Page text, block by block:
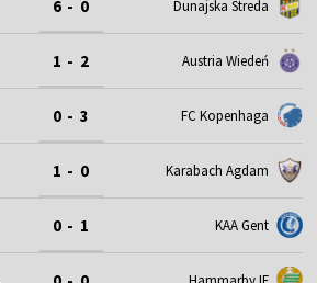
6 - 0 Dunajska Streda
1 - 2 Austria Wiedeń
0 - 3 FC Kopenhaga
1 - 0 Karabach Agdam
0 - 1 KAA Gent